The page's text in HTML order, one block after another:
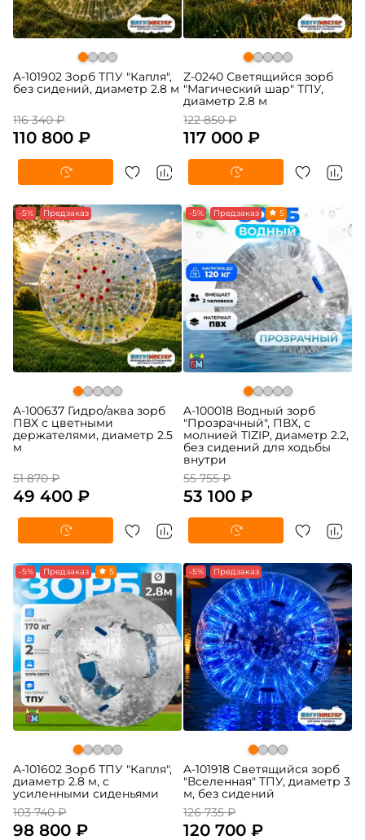
A-101902 Зорб ТПУ "Капля",
без сидений, диаметр 2.8 м
116 340 ₽
110 800 ₽
Z-0240 Светящийся зорб
"Магический шар" ТПУ,
диаметр 2.8 м
122 850 ₽
117 000 ₽
-5% Предзаказ
A-100637 Гидро/аква зорб
ПВХ с цветными
держателями, диаметр 2.5
м
51 870 ₽
49 400 ₽
-5% Предзаказ 5
A-100018 Водный зорб
"Прозрачный", ПВХ, с
молнией TIZIP, диаметр 2.2,
без сидений для ходьбы
внутри
55 755 ₽
53 100 ₽
-5% Предзаказ 5
A-101602 Зорб ТПУ "Капля",
диаметр 2.8 м, с
усиленными сиденьями
103 740 ₽
98 800 ₽
-5% Предзаказ
A-101918 Светящийся зорб
"Вселенная" ТПУ, диаметр 3
м, без сидений
126 735 ₽
120 700 ₽